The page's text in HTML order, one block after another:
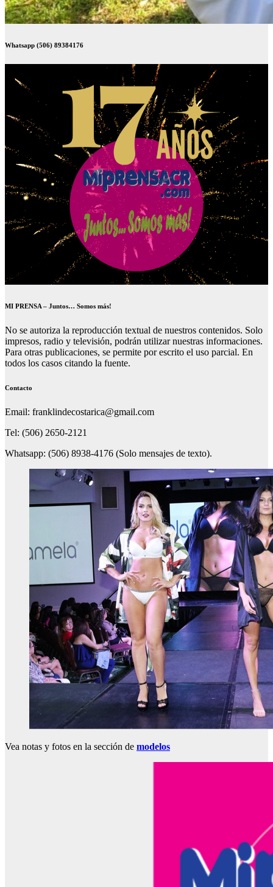
Whatsapp (506) 89384176
MI PRENSA – Juntos… Somos más!
No se autoriza la reproducción textual de nuestros contenidos. Solo
impresos, radio y televisión, podrán utilizar nuestras informaciones.
Para otras publicaciones, se permite por escrito el uso parcial. En
todos los casos citando la fuente.
Contacto
Email: franklindecostarica@gmail.com
Tel: (506) 2650-2121
Whatsapp: (506) 8938-4176 (Solo mensajes de texto).
Vea notas y fotos en la sección de modelos